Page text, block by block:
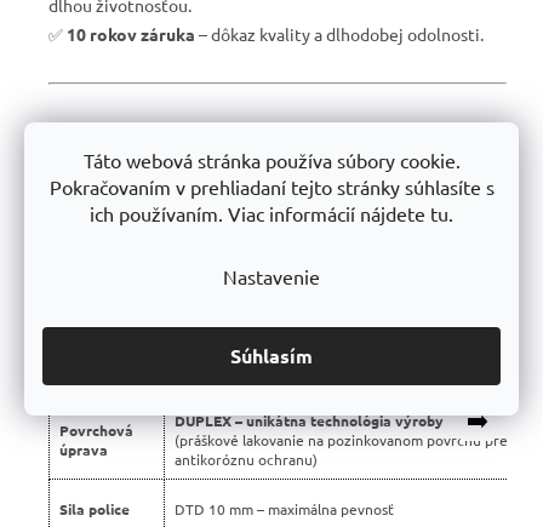
Táto webová stránka používa súbory cookie.
Pokračovaním v prehliadaní tejto stránky súhlasíte s
ich používaním. Viac informácií nájdete tu.
Nastavenie
Súhlasím
✅ 10 rokov záruka – dôkaz kvality a dlhodobej odolnosti.
📊 Porovnanie s bežnými regálmi na trhu:
➡️
Vlastnosť Profesionálne regály Trestles 🏆
Nosnosť
Bezskrutková – jednoduchá
Certifikované, bez škodlivých látok
Povrchová
úprava
DUPLEX – unikátna technológia výroby
(práškové lakovanie na pozinkovanom povrchu pre
antikoróznu ochranu)
Sila police DTD 10 mm – maximálna pevnosť